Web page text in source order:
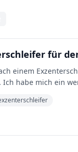
für
habe mich ein